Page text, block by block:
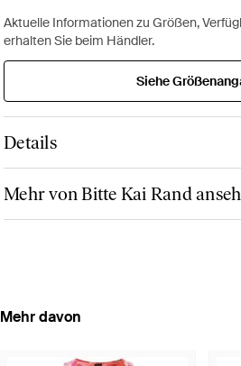
Aktuelle Informationen zu Größen,
erhalten Sie beim Händler.
Siehe
Details
Mehr von Bitte Kai Rand
Mehr davon